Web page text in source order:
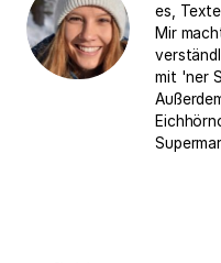
es,
Mir
mit 'ner